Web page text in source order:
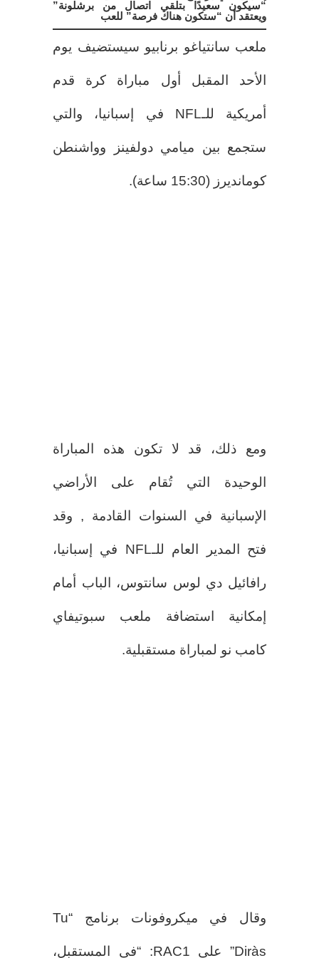
“سيكون سعيدًا بتلقي اتصال من برشلونة”
ويعتقد أن “ستكون هناك فرصة” للعب
ملعب سانتياغو برنابيو سيستضيف يوم
الأحد المقبل أول مباراة كرة قدم
أمريكية للـNFL في إسبانيا، والتي
ستجمع بين ميامي دولفينز وواشنطن
كومانديرز (15:30 ساعة).
ومع ذلك، قد لا تكون هذه المباراة
الوحيدة التي تُقام على الأراضي
الإسبانية في السنوات القادمة , وقد
فتح المدير العام للـNFL في إسبانيا،
رافائيل دي لوس سانتوس، الباب أمام
إمكانية استضافة ملعب سبوتيفاي
كامب نو لمباراة مستقبلية.
وقال في ميكروفونات برنامج “Tu
Diràs” على RAC1: “في المستقبل،